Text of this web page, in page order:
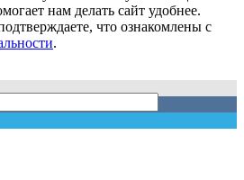
нам делать сайт удобнее.
что ознакомлены с
.